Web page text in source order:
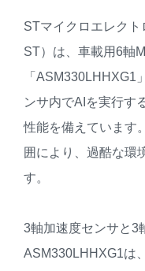
STマイクロエレク
ST）は、車載用6軸
「ASM330LHHXG1
ンサ内でAIを実行す
性能を備えています
囲により、過酷な環
す。
3軸加速度センサと3
ASM330LHHXG1は